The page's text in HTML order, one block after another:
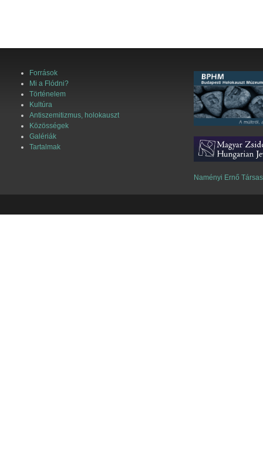
Források
Mi a Flódni?
Történelem
Kultúra
Antiszemitizmus, holokauszt
Közösségek
Galériák
Tartalmak
Naményi Ernő